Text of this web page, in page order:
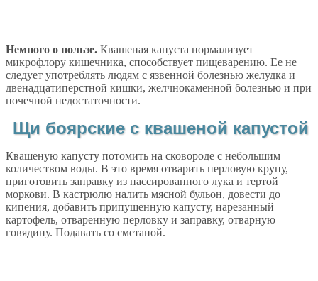
Немного о пользе. Квашеная капуста нормализует
микрофлору кишечника, способствует пищеварению. Ее не
следует употреблять людям с язвенной болезнью желудка и
двенадцатиперстной кишки, желчнокаменной болезнью и при
почечной недостаточности.
Щи боярские с квашеной капустой
Квашеную капусту потомить на сковороде с небольшим
количеством воды. В это время отварить перловую крупу,
приготовить заправку из пассированного лука и тертой
моркови. В кастрюлю налить мясной бульон, довести до
кипения, добавить припущенную капусту, нарезанный
картофель, отваренную перловку и заправку, отварную
говядину. Подавать со сметаной.